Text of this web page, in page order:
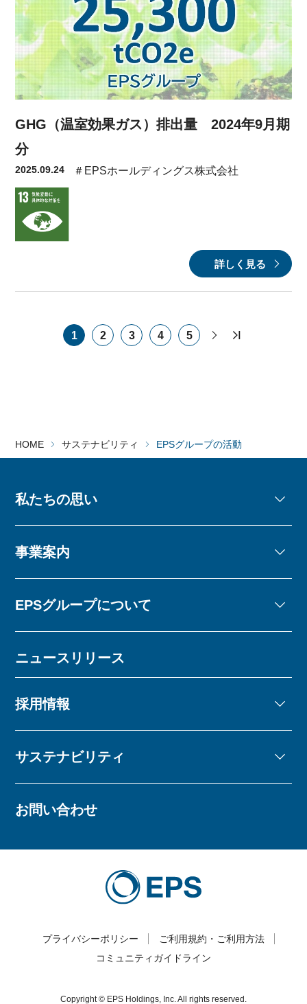
GHG（温室効果ガス）排出量 2024年9月期
分
2025.09.24 ＃EPSホールディングス株式会社
詳しく見る
1 2 3 4 5
HOME サステナビリティ EPSグループの活動
私たちの思い
事業案内
EPSグループについて
ニュースリリース
採用情報
サステナビリティ
お問い合わせ
プライバシーポリシー
ご利用規約・ご利用方法
コミュニティガイドライン
Copyright © EPS Holdings, Inc. All rights reserved.